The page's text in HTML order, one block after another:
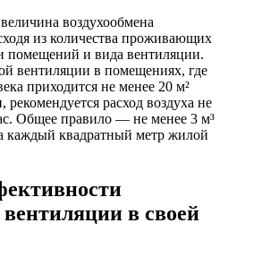
воздухообмена
из количества проживающих
помещений и вида вентиляции.
вентиляции в помещениях, где
приходится не менее 20 м²
расход воздуха не
Общее правило — не менее 3 м³
каждый квадратный метр жилой
вентиляции в своей